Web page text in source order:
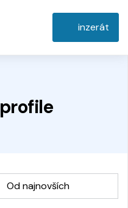
inzerát
profile
Od najnovších